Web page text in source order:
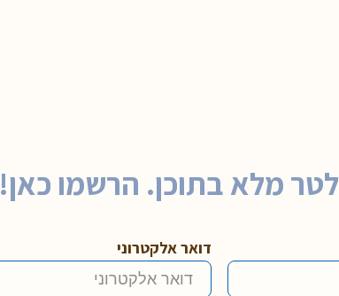
מלא בתוכן. הרשמו כאן!
דואר אלקטרוני